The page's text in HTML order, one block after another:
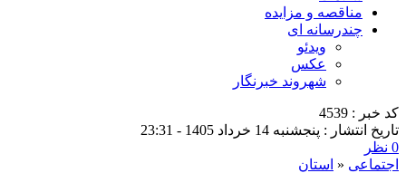
مناقصه و مزایده
چندرسانه ای
ویدئو
عکس
شهروند خبرنگار
کد خبر : 4539
تاریخ انتشار : پنجشنبه 14 خرداد 1405 - 23:31
0 نظر
اجتماعی « استان